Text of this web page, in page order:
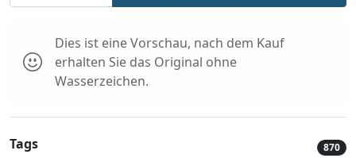
Dies ist eine Vorschau, nach dem Kauf
erhalten Sie das Original ohne
Wasserzeichen.
Tags 870